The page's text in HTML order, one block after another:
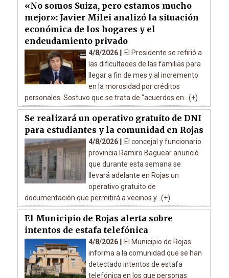
«No somos Suiza, pero estamos mucho
mejor»: Javier Milei analizó la situación
económica de los hogares y el
endeudamiento privado
4/8/2026 ||
El Presidente se refirió a
las dificultades de las familias para
llegar a fin de mes y al incremento
en la morosidad por créditos
personales. Sostuvo que se trata de "acuerdos en...(+)
Se realizará un operativo gratuito de DNI
para estudiantes y la comunidad en Rojas
4/8/2026 ||
El concejal y funcionario
provincia Ramiro Baguear anunció
que durante esta semana se
llevará adelante en Rojas un
operativo gratuito de
documentación que permitirá a vecinos y...(+)
El Municipio de Rojas alerta sobre
intentos de estafa telefónica
4/8/2026 ||
El Municipio de Rojas
informa a la comunidad que se han
detectado intentos de estafa
telefónica en los que personas